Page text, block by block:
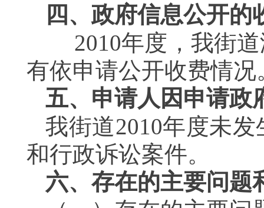
四、政府信息公开的
2010年度，我街道
有依申请公开收费情况
五、申请人因申请政
我街道2010年度未
和行政诉讼案件。
六、存在的主要问题